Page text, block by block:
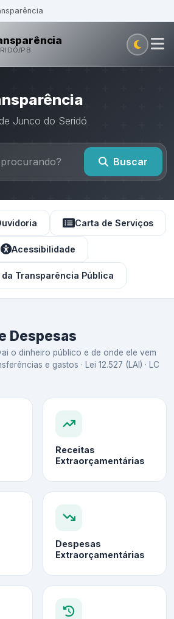
PB
Junco do Seridó
Buscar
Carta de Serviços
Acessibilidade
da Transparência Pública
Despesas
o dinheiro público e de onde ele vem
e gastos · Lei 12.527 (LAI) · LC
Receitas
Extraorçamentárias
Despesas
Extraorçamentárias